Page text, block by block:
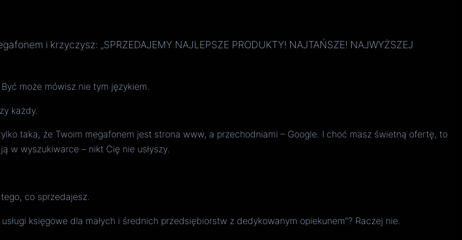
i krzyczysz: „SPRZEDAJEMY NAJLEPSZE PRODUKTY! NAJTAŃSZE! NAJWYŻSZEJ
każdy.
taka, że Twoim megafonem jest strona www, a przechodniami – Google. I choć masz świetną ofertę, to
w wyszukiwarce – nikt Cię nie usłyszy.
co sprzedajesz.
księgowe dla małych i średnich przedsiębiorstw z dedykowanym opiekunem”? Raczej nie.